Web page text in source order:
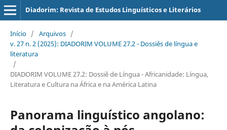
Diadorim: Revista de Estudos Linguísticos e Literários
Início / Arquivos /
v. 27 n. 2 (2025): DIADORIM VOLUME 27.2 - Dossiês de língua e
literatura
/
DIADORIM VOLUME 27.2: Dossiê de Língua - Africanidade: Língua,
Literatura e Cultura na África e na América Latina
Panorama linguístico angolano: